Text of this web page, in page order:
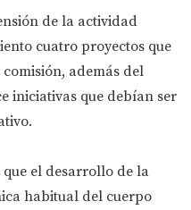
de la actividad
cuatro proyectos que
además del
iniciativas que debían ser
el desarrollo de la
habitual del cuerpo